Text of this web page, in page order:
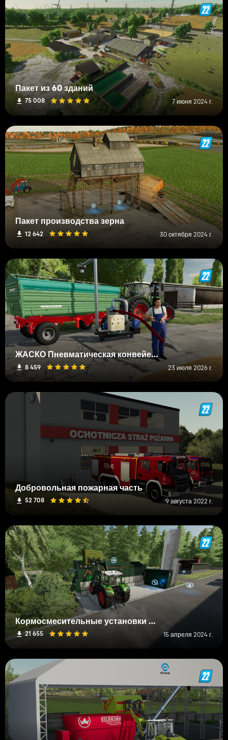
Пакет из 60 зданий
75 008 7 июня 2024 г.
Пакет производства зерна
12 642 30 октября 2024 г.
ЖАСКО Пневматическая конвейерная система
8 459 23 июля 2026 г.
Добровольная пожарная часть
52 708 9 августа 2022 г.
Кормосмесительные установки XXL
21 655 15 апреля 2024 г.